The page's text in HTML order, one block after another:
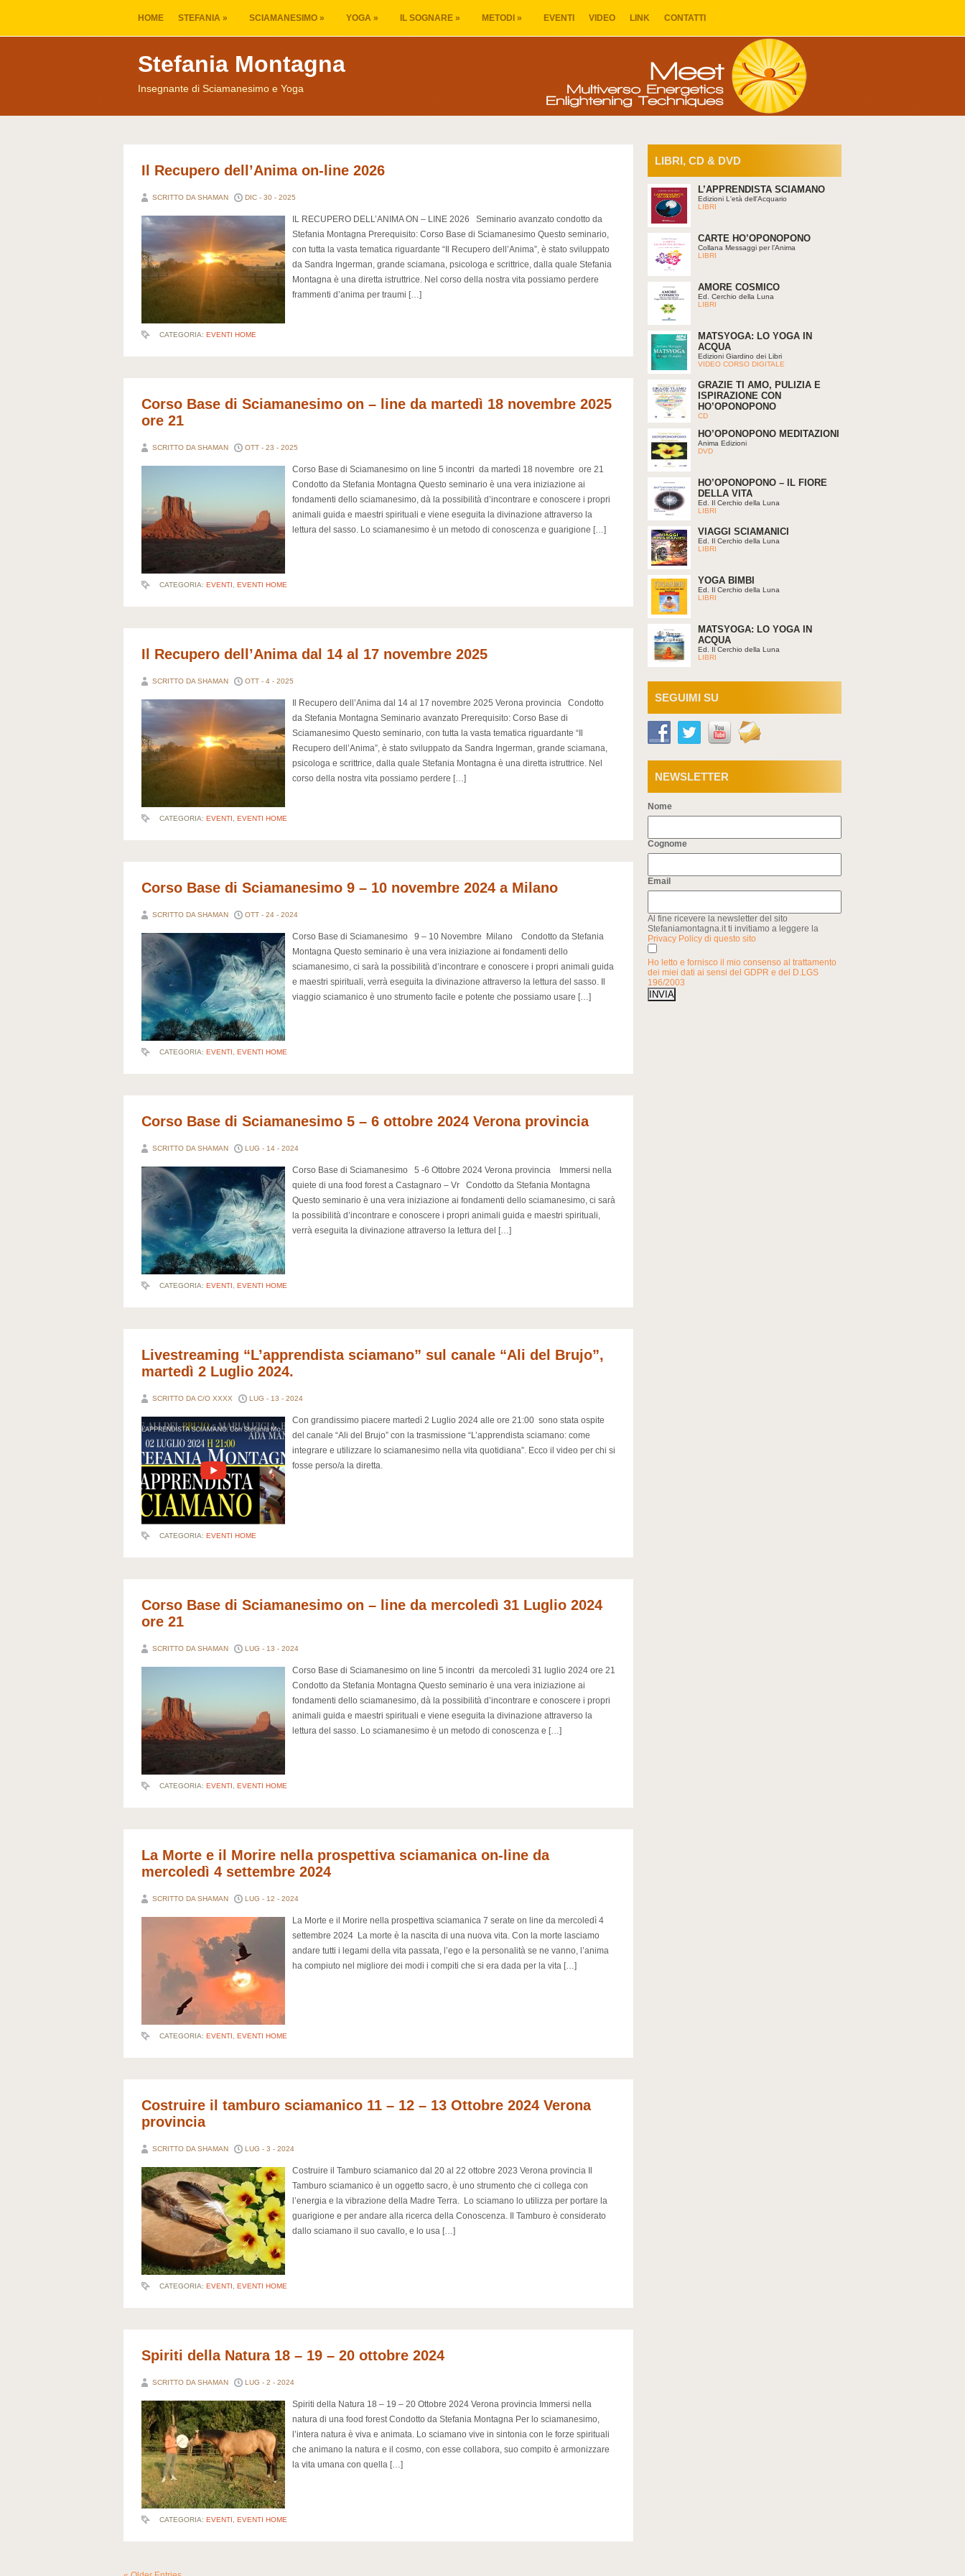
HOME STEFANIA » SCIAMANESIMO » YOGA » IL SOGNARE » METODI » EVENTI VIDEO LINK CONTATTI
Stefania Montagna
Insegnante di Sciamanesimo e Yoga
Il Recupero dell’Anima on-line 2026
SCRITTO DA SHAMAN DIC - 30 - 2025
IL RECUPERO DELL’ANIMA ON – LINE 2026 Seminario avanzato condotto da
Stefania Montagna Prerequisito: Corso Base di Sciamanesimo Questo seminario,
con tutta la vasta tematica riguardante “Il Recupero dell’Anima”, è stato sviluppato
da Sandra Ingerman, grande sciamana, psicologa e scrittrice, dalla quale Stefania
Montagna è una diretta istruttrice. Nel corso della nostra vita possiamo perdere
frammenti d’anima per traumi […]
CATEGORIA: EVENTI HOME
Corso Base di Sciamanesimo on – line da martedì 18 novembre 2025
ore 21
SCRITTO DA SHAMAN OTT - 23 - 2025
Corso Base di Sciamanesimo on line 5 incontri da martedì 18 novembre ore 21
Condotto da Stefania Montagna Questo seminario è una vera iniziazione ai
fondamenti dello sciamanesimo, dà la possibilità d’incontrare e conoscere i propri
animali guida e maestri spirituali e viene eseguita la divinazione attraverso la
lettura del sasso. Lo sciamanesimo è un metodo di conoscenza e guarigione […]
CATEGORIA: EVENTI EVENTI HOME
Il Recupero dell’Anima dal 14 al 17 novembre 2025
SCRITTO DA SHAMAN OTT - 4 - 2025
Il Recupero dell’Anima dal 14 al 17 novembre 2025 Verona provincia Condotto
da Stefania Montagna Seminario avanzato Prerequisito: Corso Base di
Sciamanesimo Questo seminario, con tutta la vasta tematica riguardante “Il
Recupero dell’Anima”, è stato sviluppato da Sandra Ingerman, grande sciamana,
psicologa e scrittrice, dalla quale Stefania Montagna è una diretta istruttrice. Nel
corso della nostra vita possiamo perdere […]
CATEGORIA: EVENTI EVENTI HOME
Corso Base di Sciamanesimo 9 – 10 novembre 2024 a Milano
SCRITTO DA SHAMAN OTT - 24 - 2024
Corso Base di Sciamanesimo 9 – 10 Novembre Milano Condotto da Stefania
Montagna Questo seminario è una vera iniziazione ai fondamenti dello
sciamanesimo, ci sarà la possibilità d’incontrare e conoscere i propri animali guida
e maestri spirituali, verrà eseguita la divinazione attraverso la lettura del sasso. Il
viaggio sciamanico è uno strumento facile e potente che possiamo usare […]
CATEGORIA: EVENTI EVENTI HOME
Corso Base di Sciamanesimo 5 – 6 ottobre 2024 Verona provincia
SCRITTO DA SHAMAN LUG - 14 - 2024
Corso Base di Sciamanesimo 5 -6 Ottobre 2024 Verona provincia Immersi nella
quiete di una food forest a Castagnaro – Vr Condotto da Stefania Montagna
Questo seminario è una vera iniziazione ai fondamenti dello sciamanesimo, ci sarà
la possibilità d’incontrare e conoscere i propri animali guida e maestri spirituali,
verrà eseguita la divinazione attraverso la lettura del […]
CATEGORIA: EVENTI EVENTI HOME
Livestreaming “L’apprendista sciamano” sul canale “Ali del Brujo”,
martedì 2 Luglio 2024.
SCRITTO DA C/O XXXX LUG - 13 - 2024
Con grandissimo piacere martedì 2 Luglio 2024 alle ore 21:00 sono stata ospite
del canale “Ali del Brujo” con la trasmissione “L’apprendista sciamano: come
integrare e utilizzare lo sciamanesimo nella vita quotidiana”. Ecco il video per chi si
fosse perso/a la diretta.
CATEGORIA: EVENTI HOME
Corso Base di Sciamanesimo on – line da mercoledì 31 Luglio 2024
ore 21
SCRITTO DA SHAMAN LUG - 13 - 2024
Corso Base di Sciamanesimo on line 5 incontri da mercoledì 31 luglio 2024 ore 21
Condotto da Stefania Montagna Questo seminario è una vera iniziazione ai
fondamenti dello sciamanesimo, dà la possibilità d’incontrare e conoscere i propri
animali guida e maestri spirituali e viene eseguita la divinazione attraverso la
lettura del sasso. Lo sciamanesimo è un metodo di conoscenza e […]
CATEGORIA: EVENTI EVENTI HOME
La Morte e il Morire nella prospettiva sciamanica on-line da
mercoledì 4 settembre 2024
SCRITTO DA SHAMAN LUG - 12 - 2024
La Morte e il Morire nella prospettiva sciamanica 7 serate on line da mercoledì 4
settembre 2024 La morte è la nascita di una nuova vita. Con la morte lasciamo
andare tutti i legami della vita passata, l’ego e la personalità se ne vanno, l’anima
ha compiuto nel migliore dei modi i compiti che si era dada per la vita […]
CATEGORIA: EVENTI EVENTI HOME
Costruire il tamburo sciamanico 11 – 12 – 13 Ottobre 2024 Verona
provincia
SCRITTO DA SHAMAN LUG - 3 - 2024
Costruire il Tamburo sciamanico dal 20 al 22 ottobre 2023 Verona provincia Il
Tamburo sciamanico è un oggetto sacro, è uno strumento che ci collega con
l’energia e la vibrazione della Madre Terra. Lo sciamano lo utilizza per portare la
guarigione e per andare alla ricerca della Conoscenza. Il Tamburo è considerato
dallo sciamano il suo cavallo, e lo usa […]
CATEGORIA: EVENTI EVENTI HOME
Spiriti della Natura 18 – 19 – 20 ottobre 2024
SCRITTO DA SHAMAN LUG - 2 - 2024
Spiriti della Natura 18 – 19 – 20 Ottobre 2024 Verona provincia Immersi nella
natura di una food forest Condotto da Stefania Montagna Per lo sciamanesimo,
l’intera natura è viva e animata. Lo sciamano vive in sintonia con le forze spirituali
che animano la natura e il cosmo, con esse collabora, suo compito è armonizzare
la vita umana con quella […]
CATEGORIA: EVENTI EVENTI HOME
LIBRI, CD & DVD
L’APPRENDISTA SCIAMANO
Edizioni L'età dell'Acquario
LIBRI
CARTE HO’OPONOPONO
Collana Messaggi per l’Anima
LIBRI
AMORE COSMICO
Ed. Cerchio della Luna
LIBRI
MATSYOGA: LO YOGA IN
ACQUA
Edizioni Giardino dei Libri
VIDEO CORSO DIGITALE
GRAZIE TI AMO, PULIZIA E
ISPIRAZIONE CON
HO’OPONOPONO
CD
HO’OPONOPONO MEDITAZIONI
Anima Edizioni
DVD
HO’OPONOPONO – IL FIORE
DELLA VITA
Ed. Il Cerchio della Luna
LIBRI
VIAGGI SCIAMANICI
Ed. Il Cerchio della Luna
LIBRI
YOGA BIMBI
Ed. Il Cerchio della Luna
LIBRI
MATSYOGA: LO YOGA IN
ACQUA
Ed. Il Cerchio della Luna
LIBRI
SEGUIMI SU
NEWSLETTER
Nome
Cognome
Email
Al fine ricevere la newsletter del sito
Stefaniamontagna.it ti invitiamo a leggere la
Privacy Policy di questo sito
Ho letto e fornisco il mio consenso al trattamento
dei miei dati ai sensi del GDPR e del D.LGS
196/2003